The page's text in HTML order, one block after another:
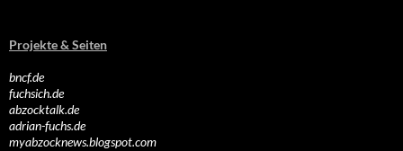
Projekte & Seiten
bncf.de
fuchsich.de
abzocktalk.de
adrian-fuchs.de
myabzocknews.blogspot.com